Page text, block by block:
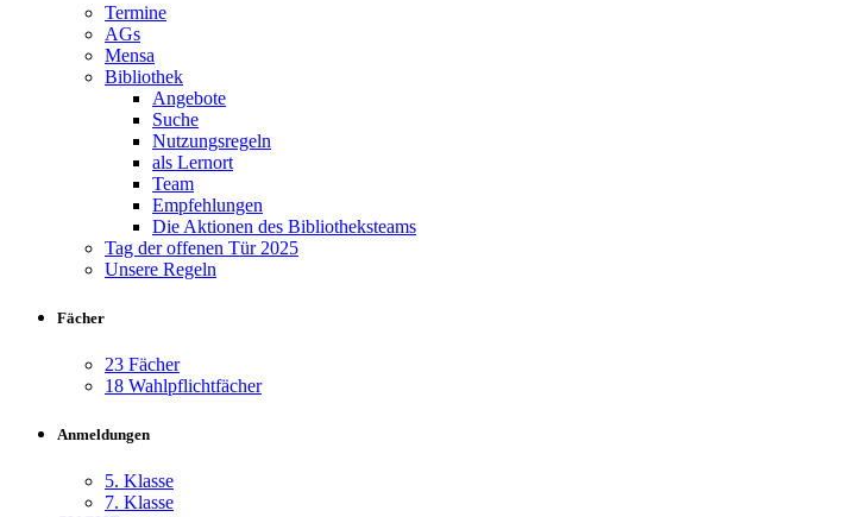
Termine
AGs
Mensa
Bibliothek
Angebote
Suche
Nutzungsregeln
als Lernort
Team
Empfehlungen
Die Aktionen des Bibliotheksteams
Tag der offenen Tür 2025
Unsere Regeln
Fächer
23 Fächer
18 Wahlpflichtfächer
Anmeldungen
5. Klasse
7. Klasse